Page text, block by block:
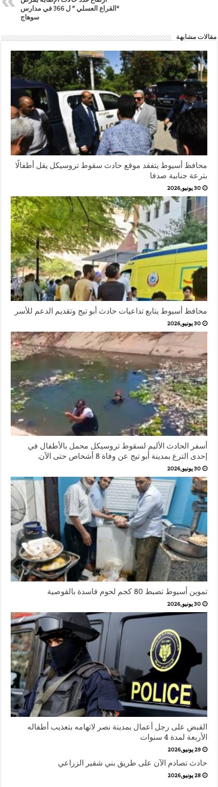
“القراع العسلي ” ل 366 في مدارس
سوهاج
مقالات مشابهة
محافظ أسيوط يتفقد موقع حادث سقوط تروسيكل يقل أطفالًا
بترعة جنابية صدفا
30 يونيو,2026
محافظ أسيوط يتابع تداعيات حادث أبو تيج وتقديم الدعم للأسر
30 يونيو,2026
أسفر الحادث الأليم لسقوط تروسيكل محمل بالأطفال في
إحدى الترع بمدينة أبو تيج عن وفاة 8 أشخاص حتى الآن.
30 يونيو,2026
تموين أسيوط تضبط 80 كجم لحوم فاسدة بالقوصية
30 يونيو,2026
القبض على رجل أعمال بمدينة نصر لاتهامه بتعذيب أطفاله
الأربعة لمدة 4 سنوات
29 يونيو,2026
حادث تصادم الآن على طريق بني شقير الزراعي
28 يونيو,2026